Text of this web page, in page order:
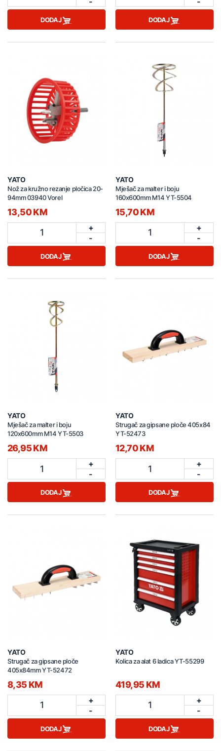
DODAJ DODAJ
YATO
Nož za kružno rezanje pločica 20-
94mm 03940 Vorel
13,50 KM
1
+
-
DODAJ
YATO
Mješač za malter i boju
160x600mm M14 YT-5504
15,70 KM
1
+
-
DODAJ
YATO
Mješač za malter i boju
120x600mm M14 YT-5503
26,95 KM
1
+
-
DODAJ
YATO
Strugač za gipsane ploče 405x84
YT-52473
12,70 KM
1
+
-
DODAJ
YATO
Strugač za gipsane ploče
405x84mm YT-52472
8,35 KM
1
+
-
DODAJ
YATO
Kolica za alat 6 ladica YT-55299
419,95 KM
1
+
-
DODAJ